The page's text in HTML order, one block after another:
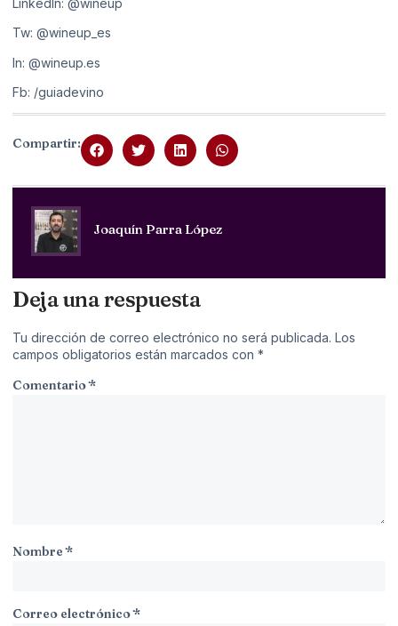
Tw: @wineup_es
In: @wineup.es
Fb: /guiadevino
Compartir:
Joaquín Parra López
Deja una respuesta
Tu dirección de correo electrónico no será publicada. Los
campos obligatorios están marcados con *
Comentario*
Nombre*
Correo electrónico*